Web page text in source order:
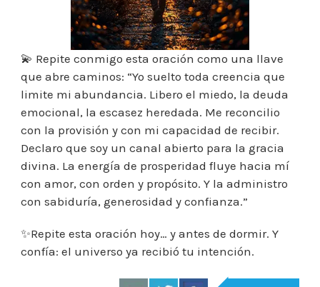
💫 Repite conmigo esta oración como una llave
que abre caminos: “Yo suelto toda creencia que
limite mi abundancia. Libero el miedo, la deuda
emocional, la escasez heredada. Me reconcilio
con la provisión y con mi capacidad de recibir.
Declaro que soy un canal abierto para la gracia
divina. La energía de prosperidad fluye hacia mí
con amor, con orden y propósito. Y la administro
con sabiduría, generosidad y confianza.”
✨Repite esta oración hoy… y antes de dormir. Y
confía: el universo ya recibió tu intención.